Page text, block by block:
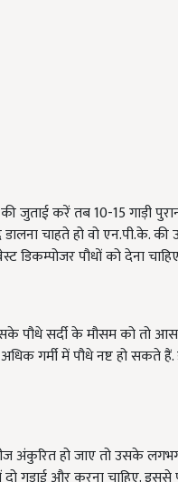
करें तब 10-15 गाड़ी
चाहते हो वो एन.पी.के. की
पौधों को देना
पौधे सर्दी के मौसम को तो
गर्मी में पौधे नष्ट हो सकते
अंकुरित हो जाए तो उसके